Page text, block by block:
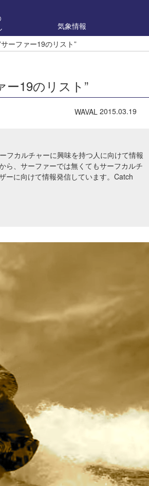
気象情報
ーファー19のリスト”
ー19のリスト”
WAVAL 2015.03.19
フカルチャーに興味を持つ人に向けて情報
ら、サーファーでは無くてもサーフカルチ
ーに向けて情報発信しています。Catch